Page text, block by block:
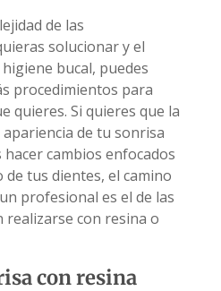
de las
solucionar y el
bucal, puedes
procedimientos para
quieres. Si quieres que la
de tu sonrisa
cambios enfocados
tus dientes, el camino
profesional es el de las
realizarse con resina o
con resina